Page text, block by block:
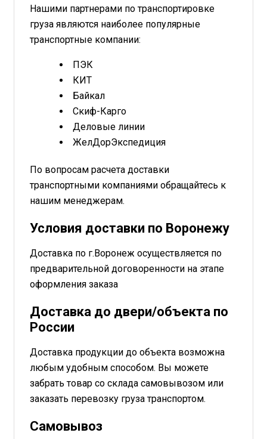
Нашими партнерами по транспортировке
груза являются наиболее популярные
транспортные компании:
ПЭК
КИТ
Байкал
Скиф-Карго
Деловые линии
ЖелДорЭкспедиция
По вопросам расчета доставки
транспортными компаниями обращайтесь к
нашим менеджерам.
Условия доставки по Воронежу
Доставка по г.Воронеж осуществляется по
предварительной договоренности на этапе
оформления заказа
Доставка до двери/объекта по
России
Доставка продукции до объекта возможна
любым удобным способом. Вы можете
забрать товар со склада самовывозом или
заказать перевозку груза транспортом.
Самовывоз